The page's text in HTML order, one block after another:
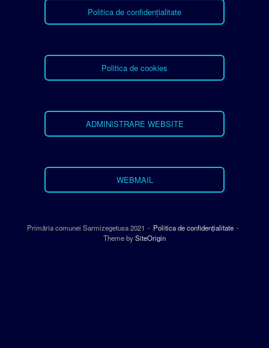
Politica de confidențialitate
Politica de cookies
ADMINISTRARE WEBSITE
WEBMAIL
Primăria comunei Sarmizegetusa 2021
Politica de confidențialitate
Theme bySiteOrigin